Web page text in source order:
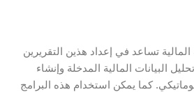
تساعد في إعداد هذين التقريرين
البيانات المالية المدخلة وإنشاء
كما يمكن استخدام هذه البرامج